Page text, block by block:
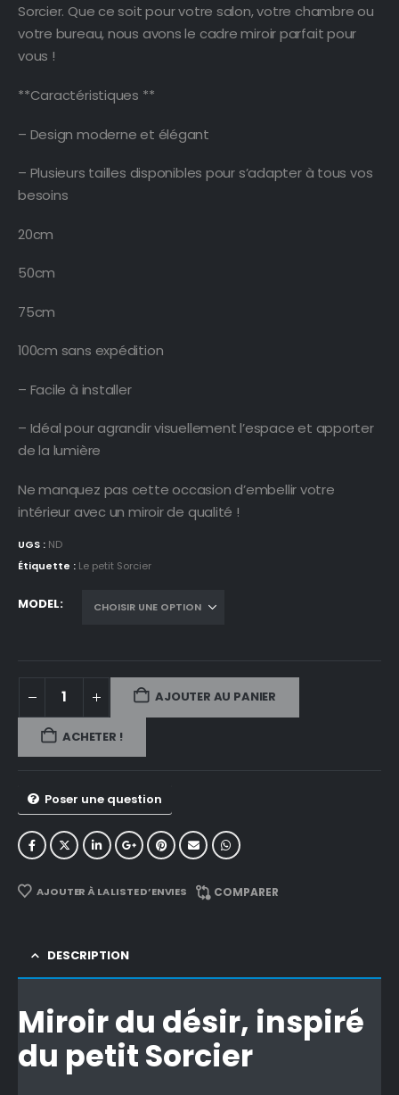
Sorcier. Que ce soit pour votre salon, votre chambre ou
votre bureau, nous avons le cadre miroir parfait pour
vous !
**Caractéristiques **
– Design moderne et élégant
– Plusieurs tailles disponibles pour s’adapter à tous vos
besoins
20cm
50cm
75cm
100cm sans expédition
– Facile à installer
– Idéal pour agrandir visuellement l’espace et apporter
de la lumière
Ne manquez pas cette occasion d’embellir votre
intérieur avec un miroir de qualité !
UGS : ND
Étiquette : Le petit Sorcier
MODEL
AJOUTER AU PANIER
ACHETER !
Poser une question
AJOUTER À LA LISTE D’ENVIES COMPARER
DESCRIPTION
Miroir du désir, inspiré
du petit Sorcier